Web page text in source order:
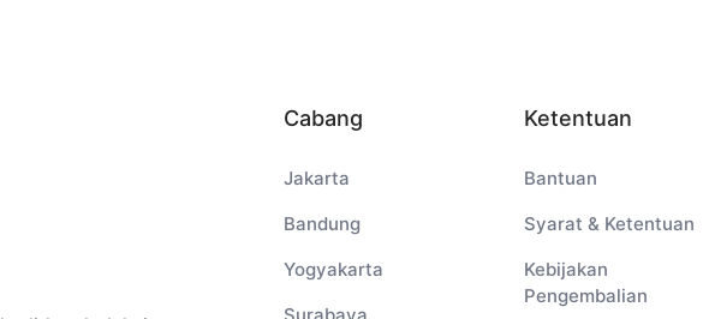
Cabang
Jakarta
Bandung
Yogyakarta
Ketentuan
Bantuan
Syarat & Ketentuan
Kebijakan
Pengembalian